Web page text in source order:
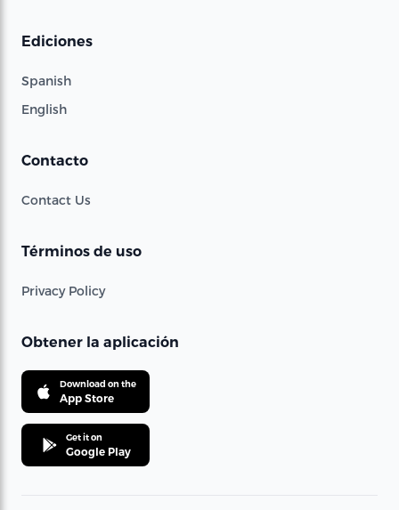
Ediciones
Spanish
English
Contacto
Contact Us
Términos de uso
Privacy Policy
Obtener la aplicación
Download on the
App Store
Get it on
Google Play